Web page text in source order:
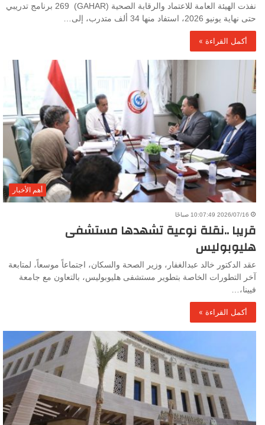
نفذت الهيئة العامة للاعتماد والرقابة الصحية (GAHAR) 269 برنامج تدريبي
حتى نهاية يونيو 2026، استفاد منها 34 ألف متدرب، إلى…
أكمل القراءة »
أهم الأخبار
2026/07/16 10:07:49 صباحًا
قريبا ..نقلة نوعية تشهدها مستشفى
هليوبوليس
عقد الدكتور خالد عبدالغفار، وزير الصحة والسكان، اجتماعاً موسعاً، لمتابعة
آخر التطورات الخاصة بتطوير مستشفى هليوبوليس، بالتعاون مع جامعة
فيينا،…
أكمل القراءة »